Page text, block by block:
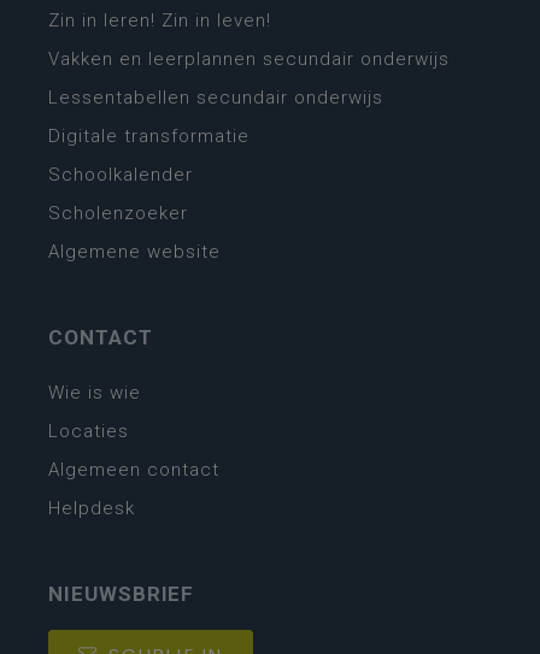
Zin in leren! Zin in leven!
Vakken en leerplannen secundair onderwijs
Lessentabellen secundair onderwijs
Digitale transformatie
Schoolkalender
Scholenzoeker
Algemene website
CONTACT
Wie is wie
Locaties
Algemeen contact
Helpdesk
NIEUWSBRIEF